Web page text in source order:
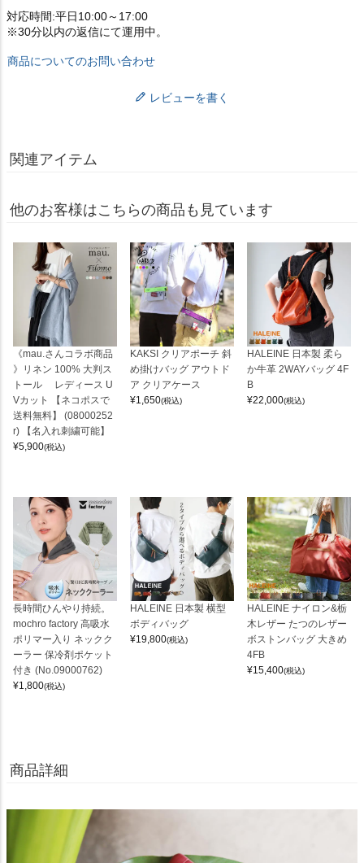
対応時間:平日10:00～17:00
※30分以内の返信にて運用中。
商品についてのお問い合わせ
レビューを書く
関連アイテム
他のお客様はこちらの商品も見ています
《mau.さんコラボ商品
》リネン 100% 大判ス
トール レディース U
Vカット 【ネコポスで
送料無料】 (08000252
r) 【名入れ刺繍可能】
¥5,900(税込)
KAKSI クリアポーチ 斜
め掛けバッグ アウトド
ア クリアケース
¥1,650(税込)
HALEINE 日本製 柔ら
か牛革 2WAYバッグ 4F
B
¥22,000(税込)
長時間ひんやり持続。
mochro factory 高吸水
ポリマー入り ネックク
ーラー 保冷剤ポケット
付き (No.09000762)
¥1,800(税込)
HALEINE 日本製 横型
ボディバッグ
¥19,800(税込)
HALEINE ナイロン&栃
木レザー たつのレザー
ボストンバッグ 大きめ
4FB
¥15,400(税込)
商品詳細